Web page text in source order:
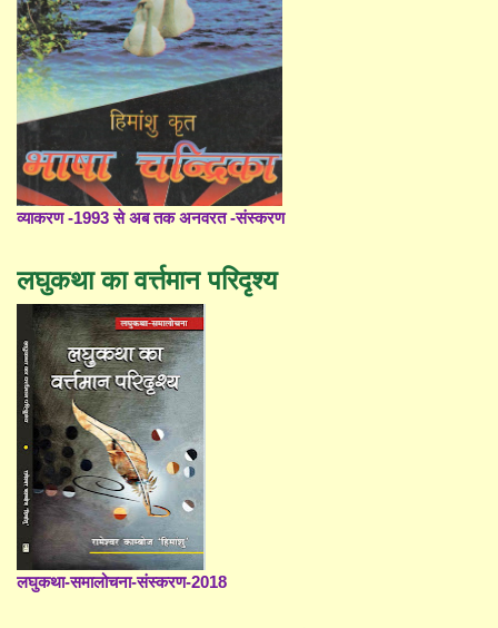
व्याकरण -1993 से अब तक अनवरत -संस्करण
लघुकथा का वर्त्तमान परिदृश्य
लघुकथा-समालोचना-संस्करण-2018